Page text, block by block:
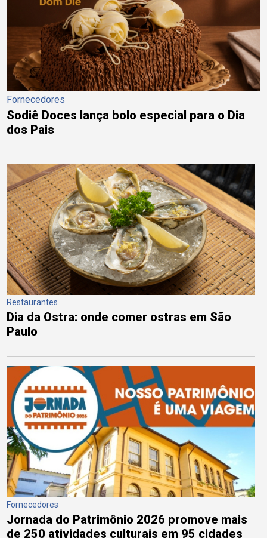
Fornecedores
Sodiê Doces lança bolo especial para o Dia
dos Pais
Restaurantes
Dia da Ostra: onde comer ostras em São
Paulo
Fornecedores
Jornada do Patrimônio 2026 promove mais
de 250 atividades culturais em 95 cidades